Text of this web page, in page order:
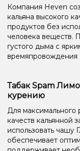
Компания Heven
кальяна высокого
продуктов без
человека веществ.
густого дыма с
времяпровождения
Табак Spam
курению
Для максимального
качеств кальянной
использовать чашу
обеспечивает